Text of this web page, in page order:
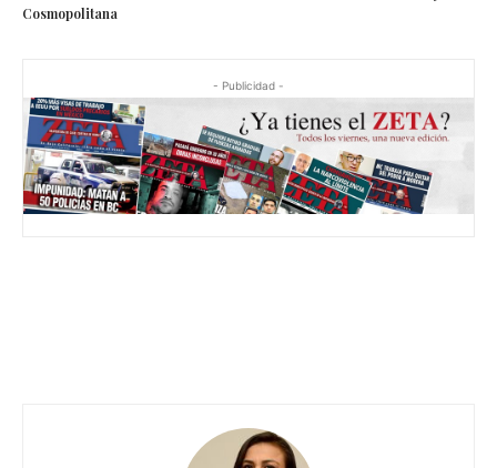
Cosmopolitana
- Publicidad -